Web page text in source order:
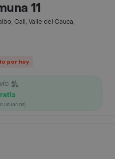
11
Cali, Valle del Cauca,
por hoy
usuarios)